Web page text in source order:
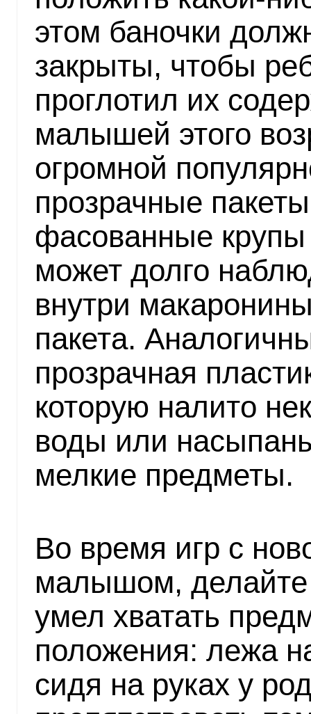
этом баночки
закрыты, чтобы
проглотил их
малышей этого
огромной
прозрачные
фасованные
может долго
внутри
пакета.
прозрачная
которую налито
воды или
мелкие предметы.
Во время игр с
малышом,
умел хватать
положения: лежа
сидя на руках у